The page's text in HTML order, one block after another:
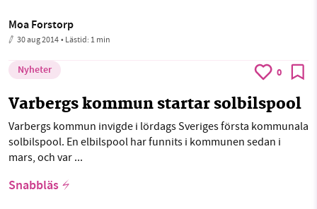
Moa Forstorp
30 aug 2014• Lästid: 1 min
Nyheter 0
Varbergs kommun startar solbilspool
Varbergs kommun invigde i lördags Sveriges första kommunala
solbilspool. En elbilspool har funnits i kommunen sedan i
mars, och var ...
Snabbläs